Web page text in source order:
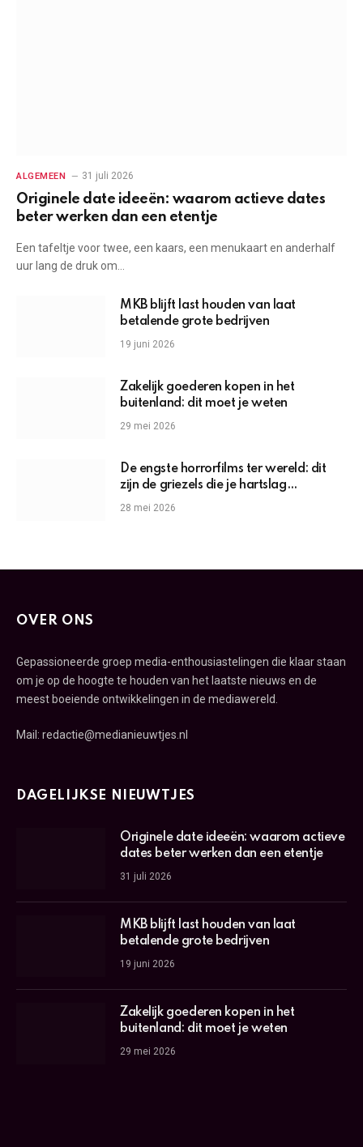
ALGEMEEN 31 juli 2026
Originele date ideeën: waarom actieve dates
beter werken dan een etentje
Een tafeltje voor twee, een kaars, een menukaart en anderhalf
uur lang de druk om…
MKB blijft last houden van laat
betalende grote bedrijven
19 juni 2026
Zakelijk goederen kopen in het
buitenland: dit moet je weten
29 mei 2026
De engste horrorfilms ter wereld: dit
zijn de griezels die je hartslag
omhoogjagen
28 mei 2026
OVER ONS
Gepassioneerde groep media-enthousiastelingen die klaar staan
om je op de hoogte te houden van het laatste nieuws en de
meest boeiende ontwikkelingen in de mediawereld.
Mail: redactie@medianieuwtjes.nl
DAGELIJKSE NIEUWTJES
Originele date ideeën: waarom actieve
dates beter werken dan een etentje
31 juli 2026
MKB blijft last houden van laat
betalende grote bedrijven
19 juni 2026
Zakelijk goederen kopen in het
buitenland: dit moet je weten
29 mei 2026